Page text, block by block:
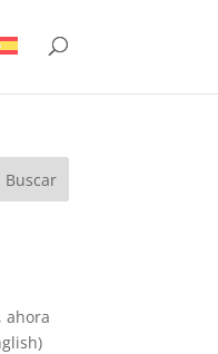
Buscar
ahora